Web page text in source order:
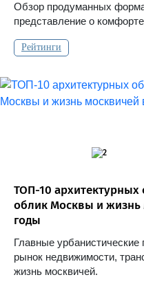
Обзор продуманных
представление о
Рейтинги
ТОП-10 архитектурных
облик Москвы и
годы
Главные
рынок недвижимости,
жизнь москвичей.
2